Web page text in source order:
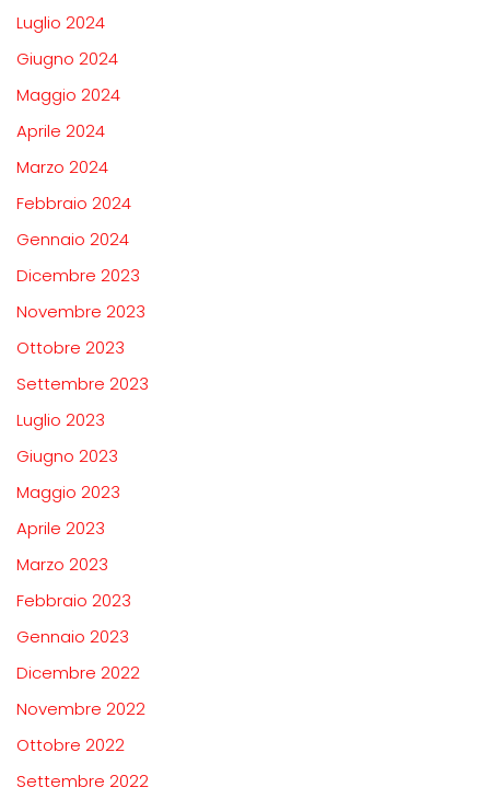
Luglio 2024
Giugno 2024
Maggio 2024
Aprile 2024
Marzo 2024
Febbraio 2024
Gennaio 2024
Dicembre 2023
Novembre 2023
Ottobre 2023
Settembre 2023
Luglio 2023
Giugno 2023
Maggio 2023
Aprile 2023
Marzo 2023
Febbraio 2023
Gennaio 2023
Dicembre 2022
Novembre 2022
Ottobre 2022
Settembre 2022